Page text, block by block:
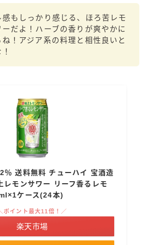
サワー
感もしっかり感じる、ほろ苦レモ
ーだよ！ハーブの香りが爽やかに
ね！アジア系の料理と相性良いと
％ 送料無料 チューハイ 宝酒造
モンサワー リーフ香るレモ
ケース(24本)
ポイント最大11倍！／
楽天市場